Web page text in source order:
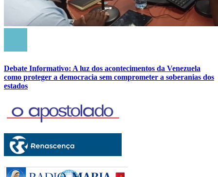
Debate Informativo: A luz dos acontecimentos da Venezuela
como proteger a democracia sem comprometer a soberanias dos
estados